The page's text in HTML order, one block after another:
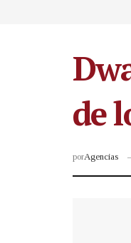
de
porAgencias